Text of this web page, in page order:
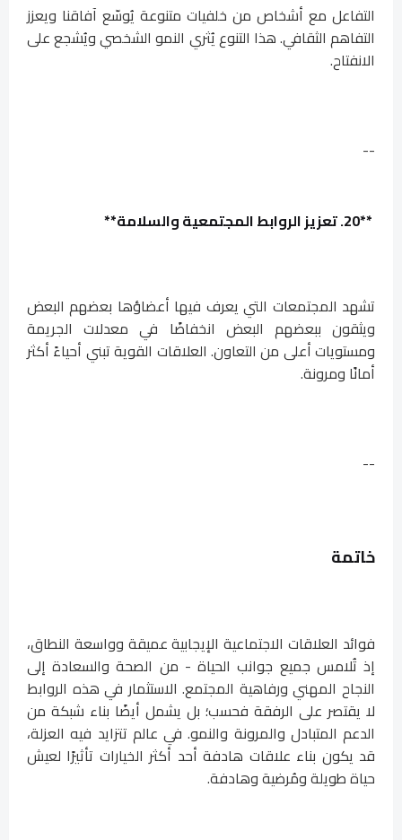
التفاعل مع أشخاص من خلفيات متنوعة يُوسّع آفاقنا ويعزز
التفاهم الثقافي. هذا التنوع يُثري النمو الشخصي ويُشجع على
الانفتاح.
--
**20. تعزيز الروابط المجتمعية والسلامة**
تشهد المجتمعات التي يعرف فيها أعضاؤها بعضهم البعض
ويثقون ببعضهم البعض انخفاضًا في معدلات الجريمة
ومستويات أعلى من التعاون. العلاقات القوية تبني أحياءً أكثر
أمانًا ومرونة.
--
خاتمة
فوائد العلاقات الاجتماعية الإيجابية عميقة وواسعة النطاق،
إذ تُلامس جميع جوانب الحياة - من الصحة والسعادة إلى
النجاح المهني ورفاهية المجتمع. الاستثمار في هذه الروابط
لا يقتصر على الرفقة فحسب؛ بل يشمل أيضًا بناء شبكة من
الدعم المتبادل والمرونة والنمو. في عالم تتزايد فيه العزلة،
قد يكون بناء علاقات هادفة أحد أكثر الخيارات تأثيرًا لعيش
حياة طويلة ومُرضية وهادفة.